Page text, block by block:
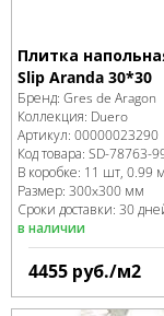
Плитка
Slip Aranda 30*30
Бренд: Gres de Aragon
Коллекция: Duero
Артикул: 00000023290
Код товара: SD-78763-
В коробке: 11 шт, 0.99 м
Размер: 300x300 мм
Сроки доставки: 30
в наличии
4455 руб./м2